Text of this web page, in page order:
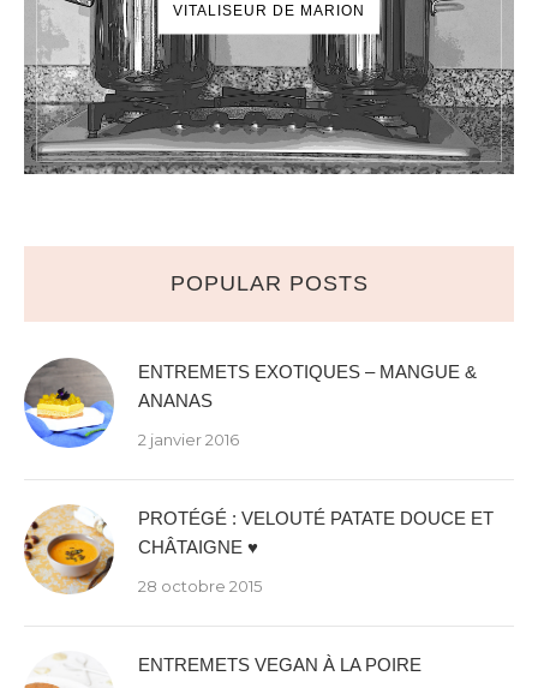
VITALISEUR DE MARION
POPULAR POSTS
ENTREMETS EXOTIQUES – MANGUE &
ANANAS
2 janvier 2016
PROTÉGÉ : VELOUTÉ PATATE DOUCE ET
CHÂTAIGNE ♥
28 octobre 2015
ENTREMETS VEGAN À LA POIRE